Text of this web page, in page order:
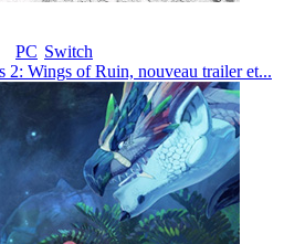
PC Switch
2: Wings of Ruin, nouveau trailer et...